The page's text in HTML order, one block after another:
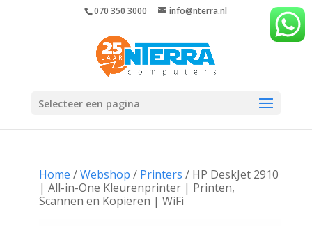
070 350 3000 info@nterra.nl
Selecteer een pagina
Home /Webshop / Printers / HP DeskJet 2910
| All-in-One Kleurenprinter | Printen,
Scannen en Kopiëren | WiFi